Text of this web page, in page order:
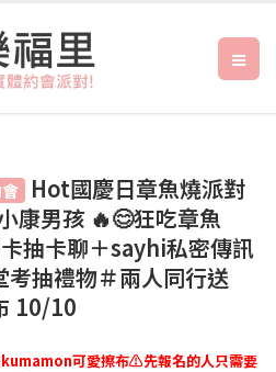
Hot國慶日章魚燒派對
康男孩 🔥😊狂吃章魚
抽卡聊＋sayhi私密傳訊
抽禮物＃兩人同行送
10/10
可愛擦布⚠️先報名的人只需要